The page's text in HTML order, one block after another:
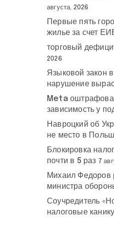
августа, 2026
Первые пять
жилье за счет
торговый
2026
Языковой закон
нарушение
Meta
зависимость у
Навроцкий об
не место в
Блокировка
почти в 5 раз 7
Михаил Федоров
министра
Соучредитель
налоговые